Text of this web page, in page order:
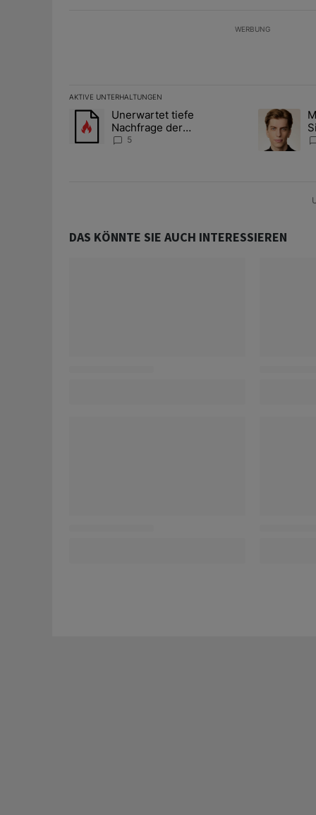
WERBUNG
AKTIVE UNTERHALTUNGEN
Das Folgende ist eine Liste der am meisten
Ein Trendartikel mit dem Titel "Unerwartet tiefe
Unerwartet tiefe
Nachfrage der
Zentralbanken könnte
5
Ein
DAS KÖNNTE SIE AUCH INTERESSIEREN